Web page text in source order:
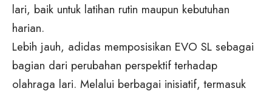
lari, baik untuk latihan rutin maupun kebutuhan
harian.
Lebih jauh, adidas memposisikan EVO SL sebagai
bagian dari perubahan perspektif terhadap
olahraga lari. Melalui berbagai inisiatif, termasuk